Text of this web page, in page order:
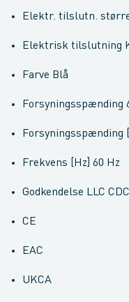
Elektr. tilslutn.
Elektrisk tilslutning
Farve Blå
Forsyningsspænding
Forsyningsspænding
Frekvens [Hz] 60 Hz
Godkendelse LLC
CE
EAC
UKCA